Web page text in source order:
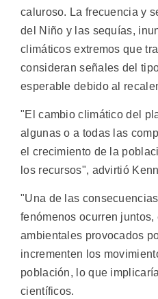
caluroso. La frecuencia y
del Niño y las sequías,
climáticos extremos que
consideran señales del
esperable debido al
"El cambio climático del
algunas o a todas las
el crecimiento de la
los recursos", advirtió
"Una de las
fenómenos ocurren
ambientales provocados
incrementen los
población, lo que
científicos.